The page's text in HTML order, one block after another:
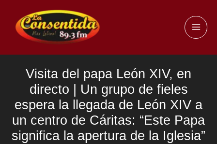
contenido
Visita del papa León XIV, en
directo | Un grupo de fieles
espera la llegada de León XIV a
un centro de Cáritas: “Este Papa
significa la apertura de la Iglesia”